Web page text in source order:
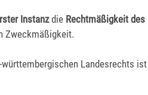
Instanzdie Rechtmäßigkeit
Zweckmäßigkeit.
Landesrechts